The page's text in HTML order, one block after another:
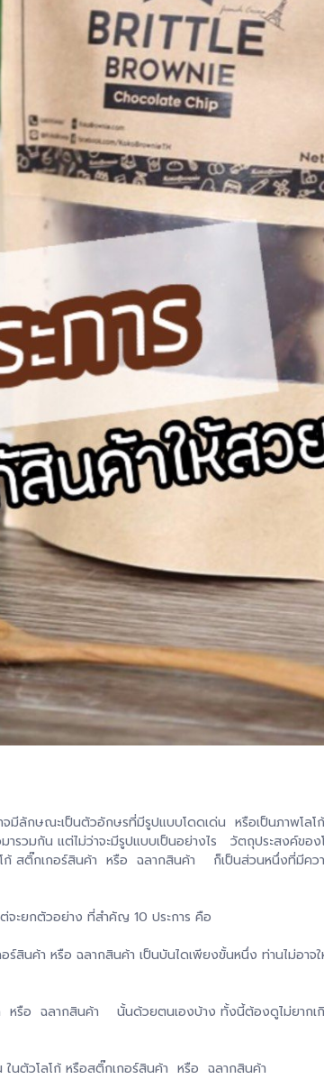
กษณะเป็นตัวอักษรที่มีรูปแบบโดดเด่น หรือเป็นภาพโลโ
มกัน แต่ไม่ว่าจะมีรูปแบบเป็นอย่างไร วัตถุประสงค์ของ
สติ๊กเกอร์สินค้า หรือ ฉลากสินค้า ก็เป็นส่วนหนึ่งที่มีคว
จะยกตัวอย่าง ที่สำคัญ 10 ประการ คือ
นค้า หรือ ฉลากสินค้า เป็นบันไดเพียงขั้นหนึ่ง ท่านไม่อาจ
พียงขั้นเดียว
า หรือ ฉลากสินค้า นั้นด้วยตนเองบ้าง ทั้งนี้ต้องดูไม่ยากเ
ในตัวโลโก้ หรือสติ๊กเกอร์สินค้า หรือ ฉลากสินค้า